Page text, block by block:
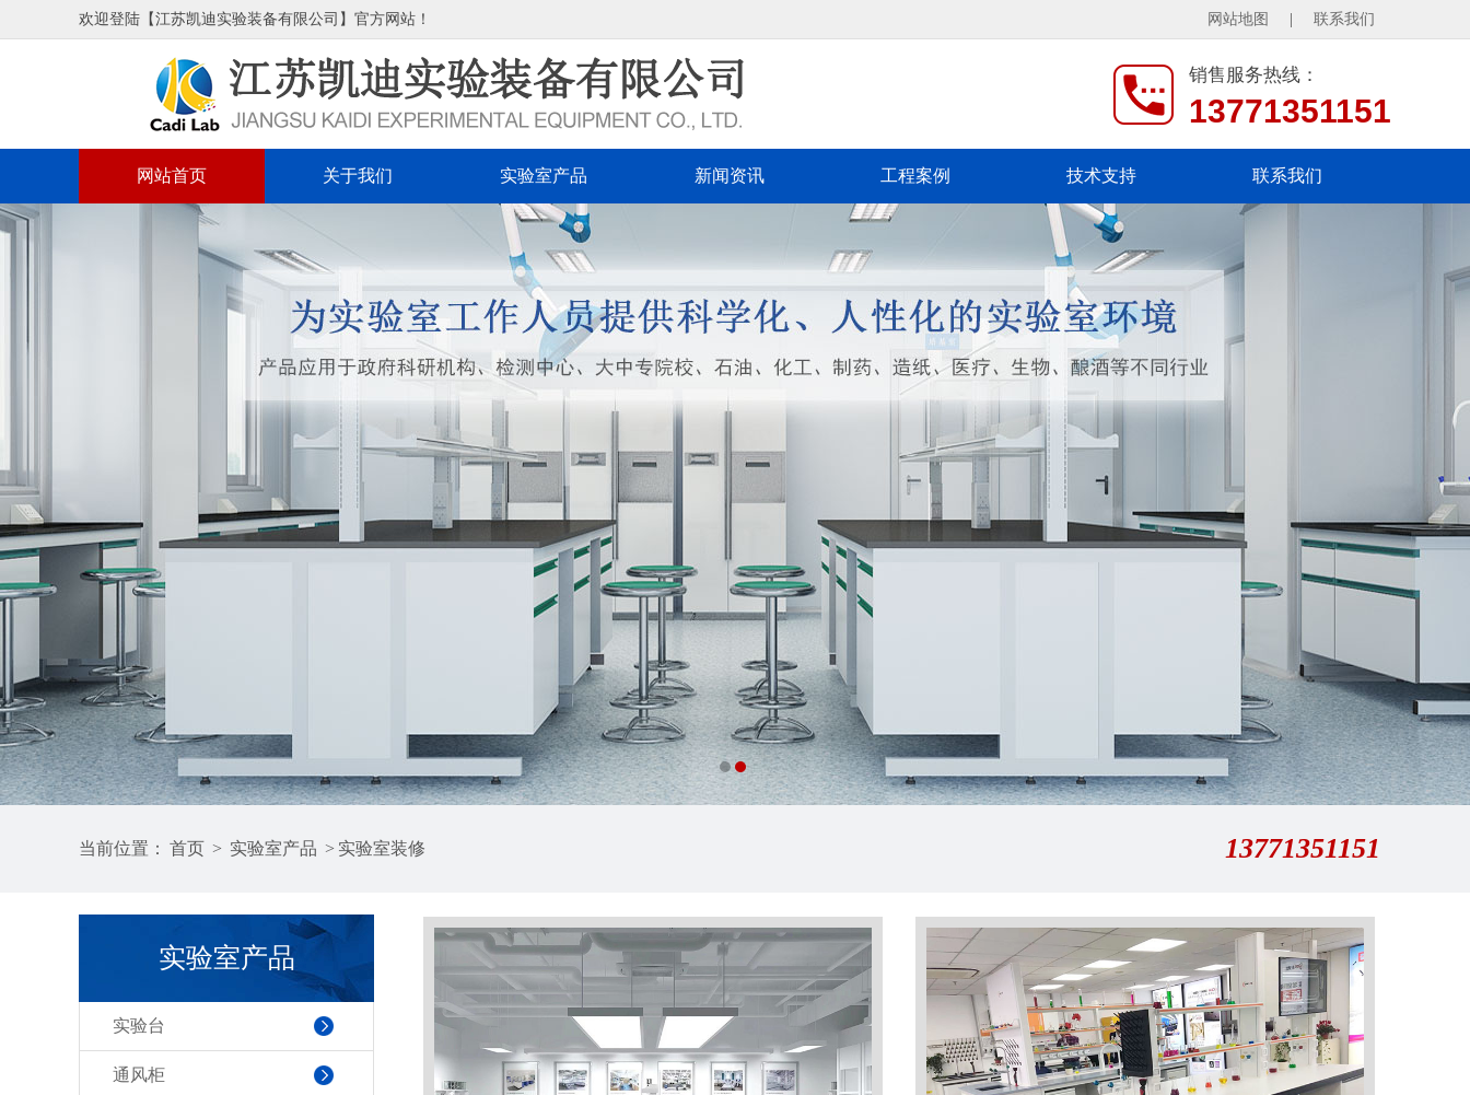
欢迎登陆【江苏凯迪实验装备有限公司】官方网站！ 网站地图 联系我们
销售服务热线：
13771351151
网站首页 关于我们 实验室产品 新闻资讯 工程案例 技术支持 联系我们
当前位置： 首页 > 实验室产品 > 实验室装修 13771351151
实验室产品
实验台
通风柜